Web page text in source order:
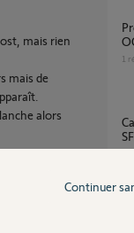
mais rien
mais de
alors
probleme d'alimentation camera visidom
1
Caméras OC100 BOX SFR ADSL compatible
Continuer